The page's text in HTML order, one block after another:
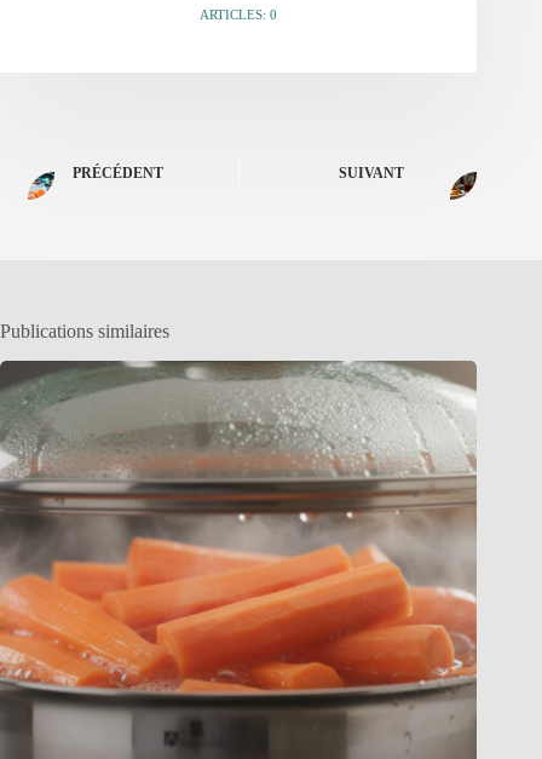
ARTICLES: 0
PRÉCÉDENT SUIVANT
Publications similaires